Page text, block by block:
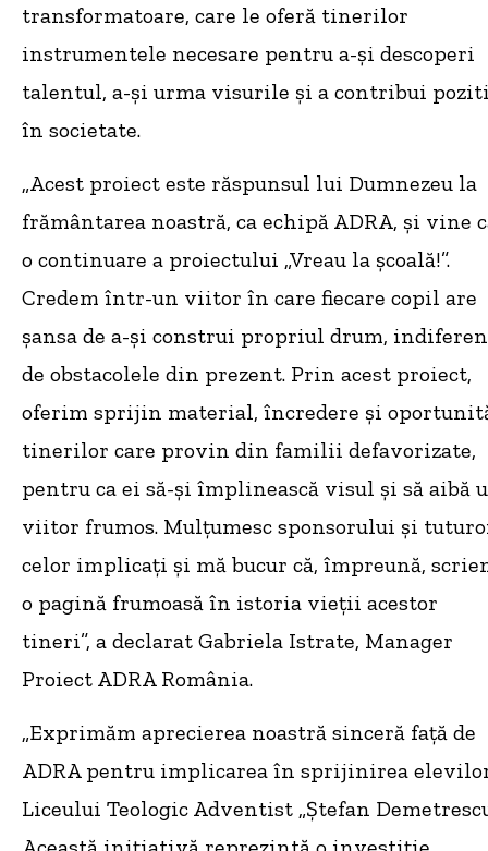
transformatoare, care le oferă tinerilor
instrumentele necesare pentru a-și descoperi
talentul, a-și urma visurile și a contribui
în societate.
„Acest proiect este răspunsul lui Dumnezeu la
frământarea noastră, ca echipă ADRA, și vine
o continuare a proiectului „Vreau la școală!”.
Credem într-un viitor în care fiecare copil are
șansa de a-și construi propriul drum,
de obstacolele din prezent. Prin acest proiect,
oferim sprijin material, încredere și
tinerilor care provin din familii defavorizate,
pentru ca ei să-și împlinească visul și să aibă
viitor frumos. Mulțumesc sponsorului și
celor implicați și mă bucur că, împreună,
o pagină frumoasă în istoria vieții acestor
tineri”, a declarat Gabriela Istrate, Manager
Proiect ADRA România.
„Exprimăm aprecierea noastră sinceră față de
ADRA pentru implicarea în sprijinirea
Liceului Teologic Adventist „Ștefan